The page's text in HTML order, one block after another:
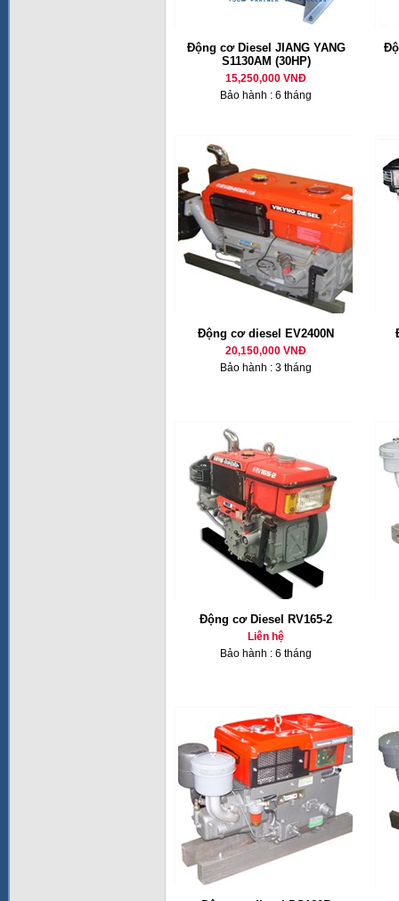
Động cơ Diesel JIANG YANG
S1130AM (30HP)
15,250,000 VNĐ
Bảo hành : 6 tháng
Động cơ diesel EV2400N
20,150,000 VNĐ
Bảo hành : 3 tháng
Động cơ Diesel RV165-2
Liên hệ
Bảo hành : 6 tháng